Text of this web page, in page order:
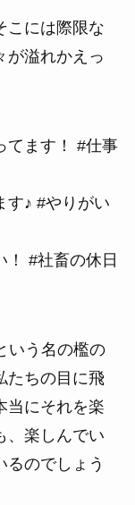
こには際限な
が溢れかえっ
てます！ #仕事
す♪ #やりがい
！ #社畜の休日
いう名の檻の
たちの目に飛
当にそれを楽
、楽しんでい
るのでしょう